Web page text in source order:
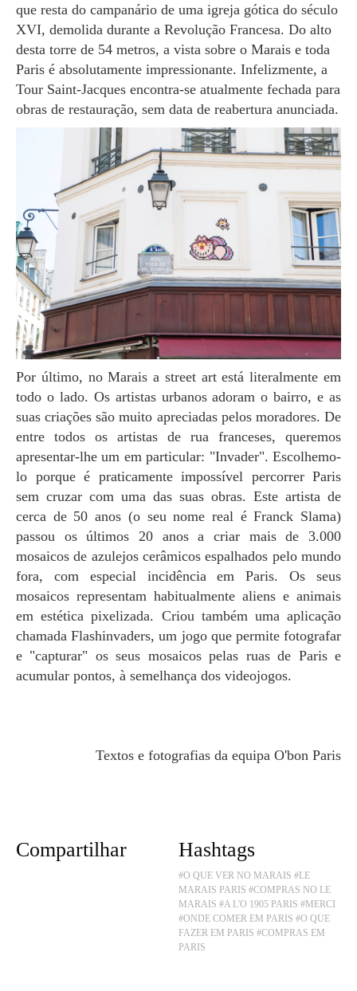
que resta do campanário de uma igreja gótica do século
XVI, demolida durante a Revolução Francesa. Do alto
desta torre de 54 metros, a vista sobre o Marais e toda
Paris é absolutamente impressionante. Infelizmente, a
Tour Saint-Jacques encontra-se atualmente fechada para
obras de restauração, sem data de reabertura anunciada.
Por último, no Marais a street art está literalmente em
todo o lado. Os artistas urbanos adoram o bairro, e as
suas criações são muito apreciadas pelos moradores. De
entre todos os artistas de rua franceses, queremos
apresentar-lhe um em particular: "Invader". Escolhemo-
lo porque é praticamente impossível percorrer Paris
sem cruzar com uma das suas obras. Este artista de
cerca de 50 anos (o seu nome real é Franck Slama)
passou os últimos 20 anos a criar mais de 3.000
mosaicos de azulejos cerâmicos espalhados pelo mundo
fora, com especial incidência em Paris. Os seus
mosaicos representam habitualmente aliens e animais
em estética pixelizada. Criou também uma aplicação
chamada Flashinvaders, um jogo que permite fotografar
e "capturar" os seus mosaicos pelas ruas de Paris e
acumular pontos, à semelhança dos videojogos.
Textos e fotografias da equipa O'bon Paris
Compartilhar Hashtags
#O QUE VER NO MARAIS #LE
MARAIS PARIS #COMPRAS NO LE
MARAIS #A L'O 1905 PARIS #MERCI
#ONDE COMER EM PARIS #O QUE
FAZER EM PARIS #COMPRAS EM
PARIS